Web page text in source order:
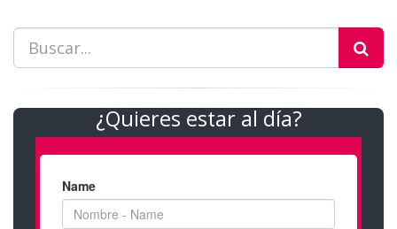
¿Quieres estar al día?